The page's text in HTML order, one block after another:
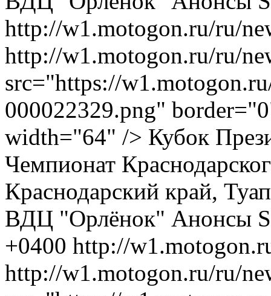
http://w1.motogon.ru/ru/
http://w1.motogon.ru/ru/
src="https://
000022329.png"
width="64" /> Кубок
Чемпионат
Краснодарский край,
ВДЦ "Орлёнок" Анонсы
+0400 http://
http://w1.motogon.ru/ru/